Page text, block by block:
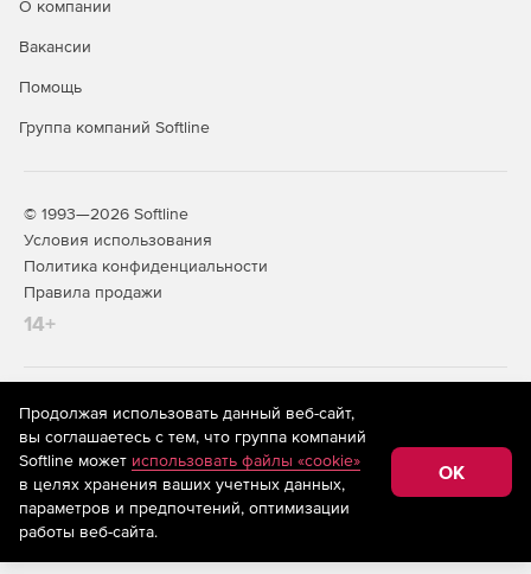
армирования, а также удобный графический вывод
О компании
Вакансии
Помощь
Группа компаний Softline
© 1993—2026 Softline
Условия использования
Политика конфиденциальности
Правила продажи
14+
На информационном ресурсе store.softline.ru применяются
рекомендательные технологии
(информационные технологии
предоставления информации на основе сбора,
систематизации и анализа сведений, относящихся к
предпочтениям пользователей сети «Интернет»,
находящихся на территории Российской Федерации)
Продолжая использовать данный веб-сайт,
вы соглашаетесь с тем, что группа компаний
Softline может использовать файлы «cookie»
в целях хранения ваших учетных данных,
параметров и предпочтений, оптимизации
работы веб-сайта.
OK